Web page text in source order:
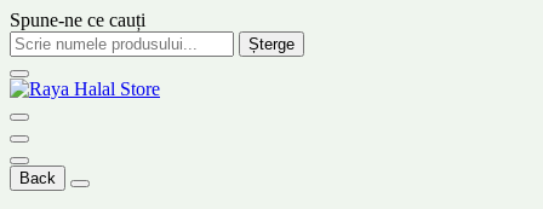
Spune-ne ce cauți
Șterge
Back